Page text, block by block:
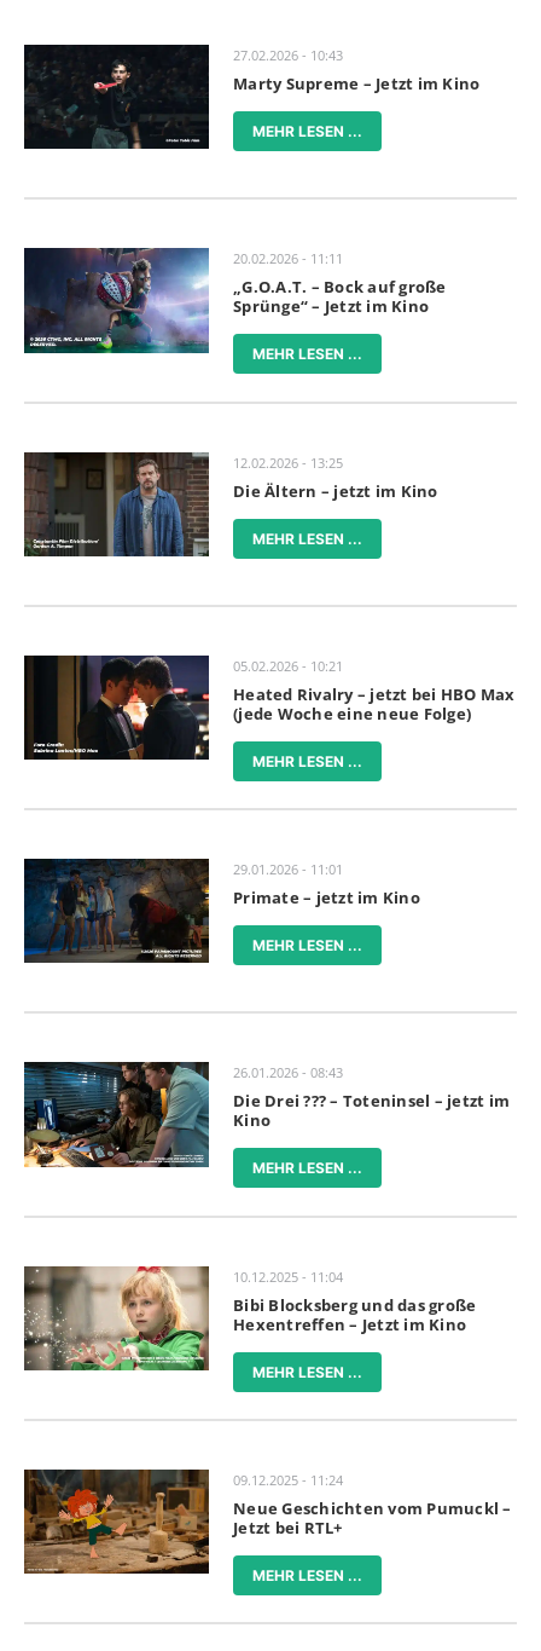
27.02.2026 - 10:43
Marty Supreme – Jetzt im Kino
MEHR LESEN ...
20.02.2026 - 11:11
„G.O.A.T. – Bock auf große
Sprünge“ – Jetzt im Kino
MEHR LESEN ...
12.02.2026 - 13:25
Die Ältern – jetzt im Kino
MEHR LESEN ...
05.02.2026 - 10:21
Heated Rivalry – jetzt bei HBO Max
(jede Woche eine neue Folge)
MEHR LESEN ...
29.01.2026 - 11:01
Primate – jetzt im Kino
MEHR LESEN ...
26.01.2026 - 08:43
Die Drei ??? – Toteninsel – jetzt im
Kino
MEHR LESEN ...
10.12.2025 - 11:04
Bibi Blocksberg und das große
Hexentreffen – Jetzt im Kino
MEHR LESEN ...
09.12.2025 - 11:24
Neue Geschichten vom Pumuckl –
Jetzt bei RTL+
MEHR LESEN ...